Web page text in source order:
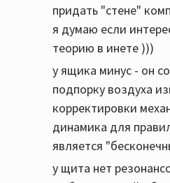
придать "стене"
я думаю если
теорию в инете )))
у ящика минус - он
подпорку воздуха
корректировки
динамика для
является
у щита нет